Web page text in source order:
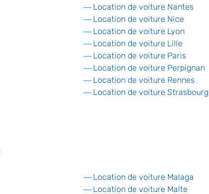
Location de voiture Nantes
Location de voiture Nice
Location de voiture Lyon
Location de voiture Lille
Location de voiture Paris
Location de voiture Perpignan
Location de voiture Rennes
Location de voiture Strasbourg
Location de voiture Malaga
Location de voiture Malte